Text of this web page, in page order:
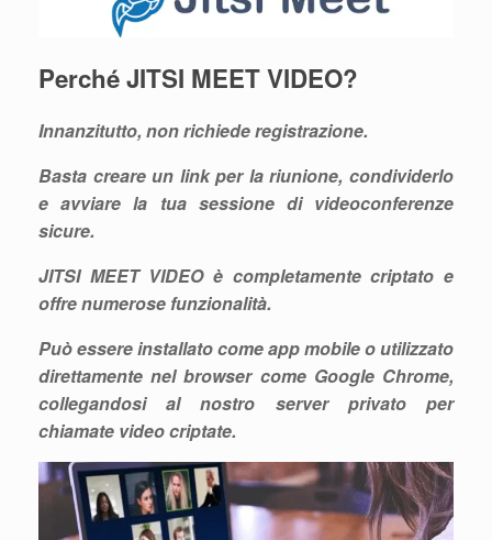
Perché JITSI MEET VIDEO?
Innanzitutto, non richiede registrazione.
Basta creare un link per la riunione, condividerlo
e avviare la tua sessione di videoconferenze
sicure.
JITSI MEET VIDEO è completamente criptato e
offre numerose funzionalità.
Può essere installato come app mobile o utilizzato
direttamente nel browser come Google Chrome,
collegandosi al nostro server privatoper
chiamate video criptate.